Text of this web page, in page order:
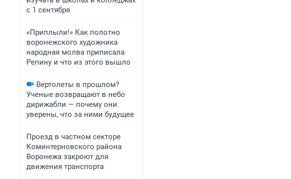
с 1 сентября
«Приплыли!» Как полотно
воронежского художника
народная молва приписала
Репину и что из этого вышло
Вертолеты в прошлом?
Ученые возвращают в небо
дирижабли — почему они
уверены, что за ними будущее
Проезд в частном секторе
Коминтерновского района
Воронежа закроют для
движения транспорта